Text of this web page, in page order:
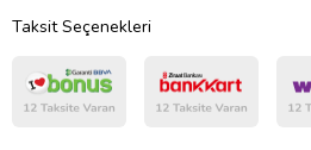
Taksit Seçenekleri